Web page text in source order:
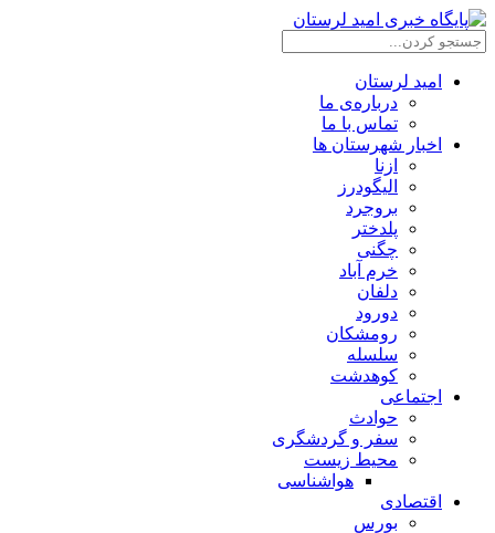
امید لرستان
درباره‌ی ما
تماس با ما
اخبار شهرستان ها
ازنا
الیگودرز
بروجرد
پلدختر
چگنی
خرم آباد
دلفان
دورود
رومشکان
سلسله
کوهدشت
اجتماعی
حوادث
سفر و گردشگری
محیط زیست
هواشناسی
اقتصادی
بورس